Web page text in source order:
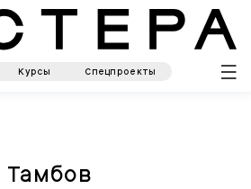
Курсы Спецпроекты
Тамбов